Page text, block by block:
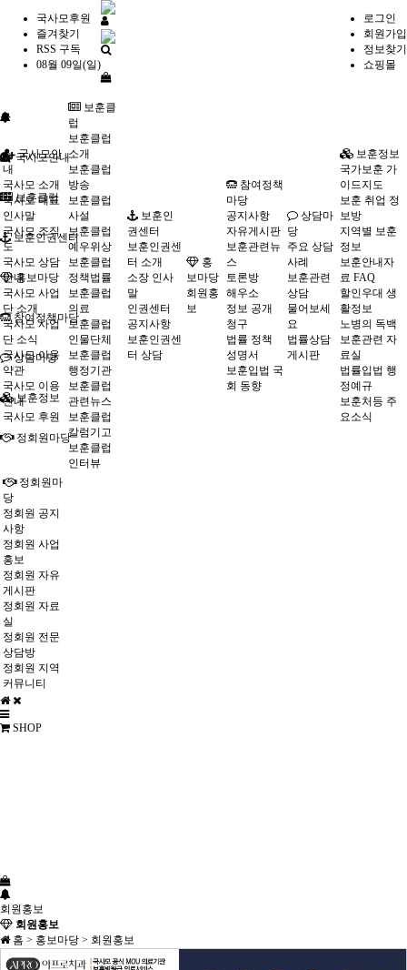
국사모후원
즐겨찾기
RSS 구독
08월 09일(일)
로그인
회원가입
정보찾기
쇼핑몰
국사모안내
보훈클럽
보훈인권센터
홍보마당
참여정책마당
상담마당
보훈정보
정회원마당
국사모안
내
국사모 소개
국사모 대표
인사말
국사모 조직
도
국사모 상담
안내
국사모 사업
단 소개
국사모 사업
단 소식
국사모 이용
약관
국사모 이용
안내
국사모 후원
보훈클
럽
보훈클럽
소개
보훈클럽
방송
보훈클럽
사설
보훈클럽
예우위상
보훈클럽
정책법률
보훈클럽
의료
보훈클럽
인물단체
보훈클럽
행정기관
보훈클럽
관련뉴스
보훈클럽
칼럼기고
보훈클럽
인터뷰
보훈인
권센터
보훈인권센
터 소개
소장 인사
말
인권센터
공지사항
보훈인권센
터 상담
홍
보마당
회원홍
보
참여정책
마당
공지사항
자유게시판
보훈관련뉴
스
토론방
해우소
정보 공개
청구
법률 정책
성명서
보훈입법 국
회 동향
상담마
당
주요 상담
사례
보훈관련
상담
물어보세
요
법률상담
게시판
보훈정보
국가보훈 가
이드지도
보훈 취업 정
보방
지역별 보훈
정보
보훈안내자
료 FAQ
할인우대 생
활정보
노병의 독백
보훈관련 자
료실
법률입법 행
정예규
보훈처등 주
요소식
정회원마
당
정회원 공지
사항
정회원 사업
홍보
정회원 자유
게시판
정회원 자료
실
정회원 전문
상담방
정회원 지역
커뮤니티
SHOP
회원홍보
회원홍보
홈 > 홍보마당 > 회원홍보